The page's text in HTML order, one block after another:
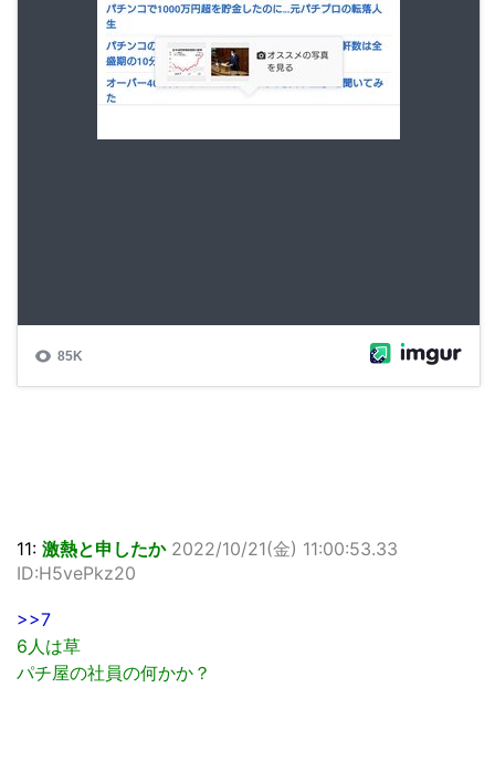
11: 激熱と申したか 2022/10/21(金) 11:00:53.33
ID:H5vePkz20
>>7
6人は草
パチ屋の社員の何かか？